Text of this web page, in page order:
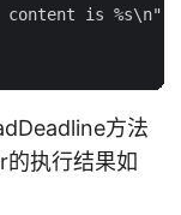
is %s\n",
方法
的执行结果如